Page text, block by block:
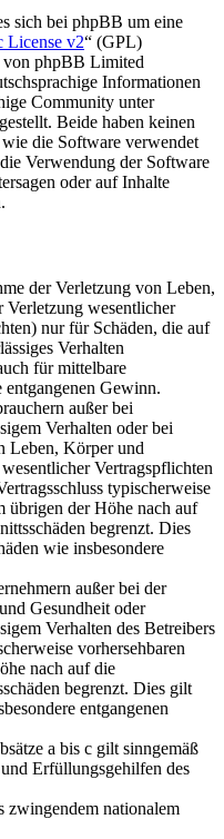
sich bei phpBB um eine
License v2“ (GPL)
von phpBB Limited
Informationen
Community unter
Beide haben keinen
die Software verwendet
Verwendung der Software
oder auf Inhalte
der Verletzung von Leben,
Verletzung wesentlicher
nur für Schäden, die auf
Verhalten
für mittelbare
entgangenen Gewinn.
außer bei
Verhalten oder bei
Leben, Körper und
Vertragspflichten
typischerweise
übrigen der Höhe nach auf
begrenzt. Dies
wie insbesondere
außer bei der
Gesundheit oder
Verhalten des Betreibers
vorhersehbaren
nach auf die
begrenzt. Dies gilt
entgangenen
a bis c gilt sinngemäß
Erfüllungsgehilfen des
zwingendem nationalem